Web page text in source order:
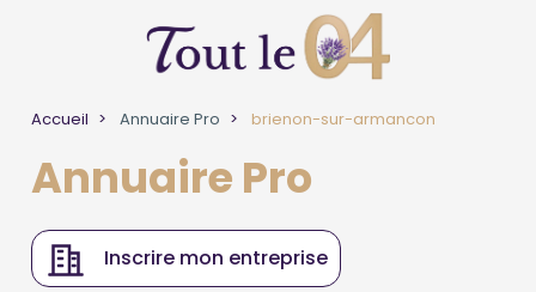
Accueil Annuaire Pro brienon-sur-armancon
Annuaire Pro
Inscrire mon entreprise